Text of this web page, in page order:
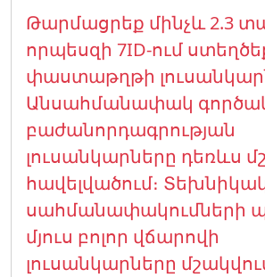
Թարմացրեք մինչև 2.3
որպեսզի 7ID-ում
փաստաթղթի
Անսահմանափակ
բաժանորդագրության
լուսանկարները դեռևս
հավելվածում։
սահմանափակումների
մյուս բոլոր վճարովի
լուսանկարները